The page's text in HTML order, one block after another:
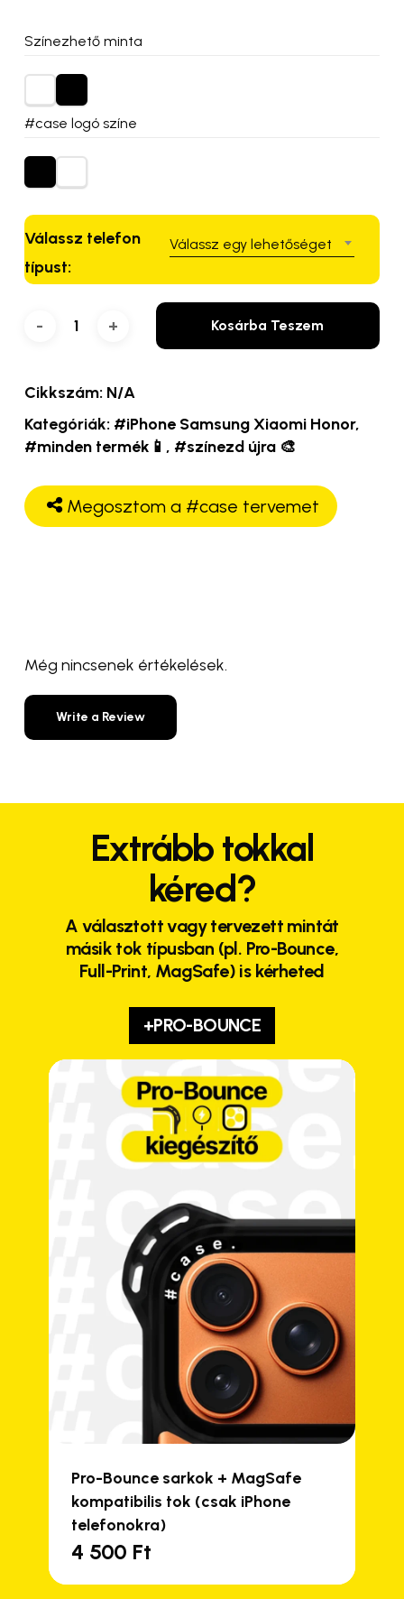
Színezhető minta
#case logó színe
Válassz telefon
típust:
Válassz egy lehetőséget
Kosárba Teszem
Cikkszám: N/A
Kategóriák: #iPhone Samsung Xiaomi Honor,
#minden termék📱 , #színezd újra 🎨
Megosztom a #case tervemet
Még nincsenek értékelések.
Write a Review
Extrább tokkal
kéred?
A választott vagy tervezett mintát
másik tok típusban (pl. Pro-Bounce,
Full-Print, MagSafe) is kérheted
+PRO-BOUNCE
Pro-Bounce sarkok + MagSafe
kompatibilis tok (csak iPhone
telefonokra)
4 500 Ft